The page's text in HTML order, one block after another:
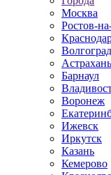
Москва
Ростов-
Волгоград
Астрахань
Барнаул
Воронеж
Ижевск
Иркутск
Казань
Кемерово